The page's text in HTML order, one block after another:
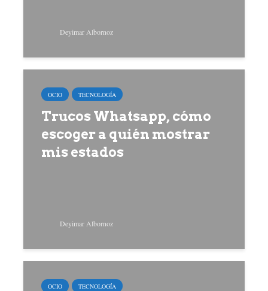
Deyimar Albornoz
OCIO TECNOLOGÍA
Trucos Whatsapp, cómo
escoger a quién mostrar
mis estados
Deyimar Albornoz
OCIO TECNOLOGÍA